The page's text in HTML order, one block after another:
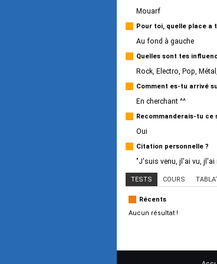
Mouarf
Pour toi, quelle place a
Au fond à gauche
Quelles sont tes
Rock, Electro, Pop,
Comment es-tu arrivé
En cherchant ^^
Recommanderais-tu ce
Oui
Citation personnelle ?
"J'suis venu, jl'ai vu, jl'ai
TESTS COURS
Récents
Aucun résultat !